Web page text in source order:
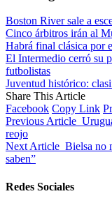
Boston River sale a
Cinco árbitros irán al
Habrá final clásica por
El Intermedio cerró su
futbolistas
Juventud histórico:
Share This Article
Facebook Copy Link
Previous Article
reojo
Next Article Bielsa no
saben”
Redes Sociales